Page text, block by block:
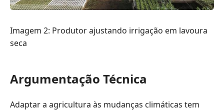
Imagem 2: Produtor ajustando irrigação em lavoura
seca
Argumentação Técnica
Adaptar a agricultura às mudanças climáticas tem